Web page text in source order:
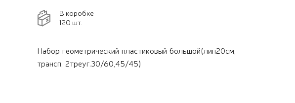
В коробке
120 шт.
Набор геометрический пластиковый большой(лин20см,
трансп, 2треуг.30/60,45/45)